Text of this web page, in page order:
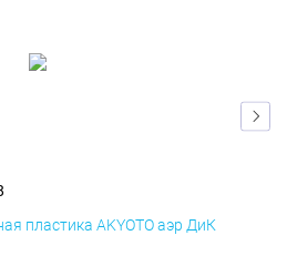
пластика AKYOTO аэр ДиК